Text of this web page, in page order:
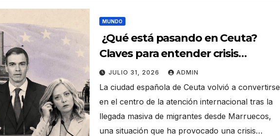
MUNDO
¿Qué está pasando en Ceuta?
Claves para entender crisis
migratoria entre España y
Marruecos
JULIO 31, 2026 ADMIN
La ciudad española de Ceuta volvió a convertirse
en el centro de la atención internacional tras la
llegada masiva de migrantes desde Marruecos,
una situación que ha provocado una crisis…